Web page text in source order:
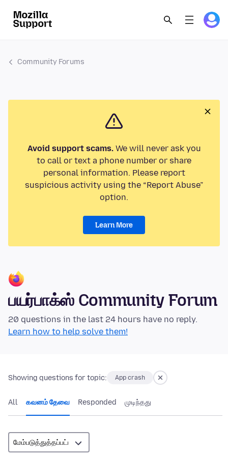
Community Forums
Avoid support scams.We will never ask you
to call or text a phone number or share
personal information. Please report
suspicious activity using the “Report Abuse”
option.
Learn More
பயர்பாக்ஸ் Community Forum
20 questions in the last 24 hours have no reply.
Learn how to help solve them!
Showing questions for topic: App crash
All கவனம் தேவை Responded முடிந்தது